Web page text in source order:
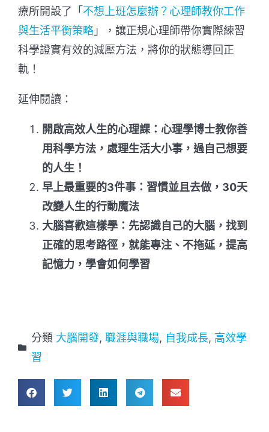
療所開設了「 不想上班怎麼辦？心理師教你工作
與生活平衡策略 」，讓正規心理師帶你實際練習
科學證實有效的減壓方法，將你的狀態導回正
軌！
延伸閱讀：
開啟高效人生的心理課：心理學博士教你善
用科學方法，處理生活大小事，過自己想要
的人生！
早上最重要的3件事：習慣並且去做，30天
改變人生的行動魔法
大腦喜歡這樣學：先認識自己的大腦，找到
正確的思考路徑，就能專注、不拖延，提高
記憶力，學會如何學習
分類 大腦開發, 職涯與職場, 自我成長, 高效學
習